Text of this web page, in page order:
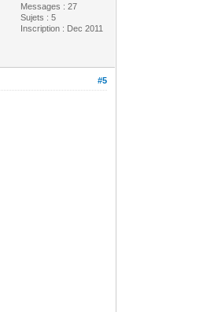
Messages : 27
Sujets : 5
Inscription : Dec 2011
#5